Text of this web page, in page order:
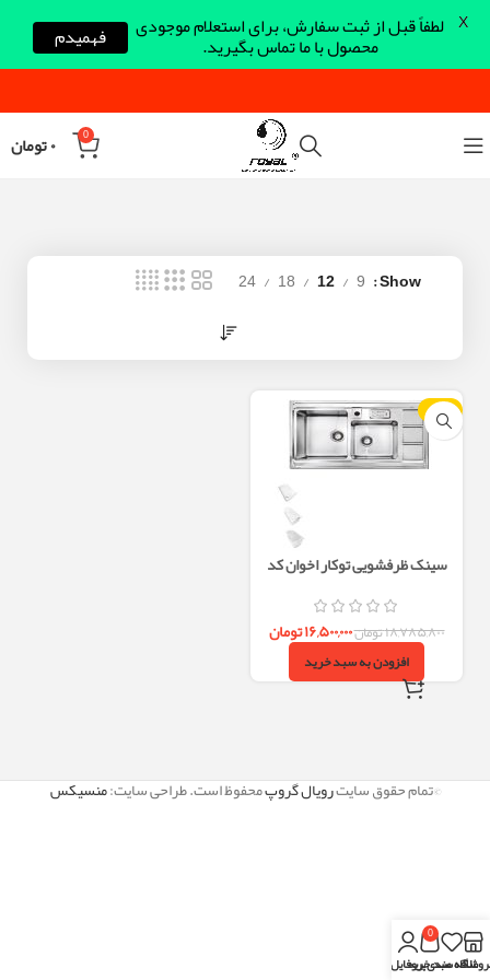
0 ۰تومان
Show
9
12
18
24
-12%
سینک ظرفشویی توکار اخوان کد
۱۸,۷۸۵,۸۰۰تومان۱۶,۵۰۰,۰۰۰تومان
افزودن به سبد خرید
©تمام حقوق سایترویال گروپمحفوظ است. طراحی سایت:منسیکس
لطفاً قبل از ثبت سفارش، برای استعلام موجودی
محصول با ما تماس بگیرید. فهمیدم X
علاقه مندی
0
سبد خریدپروفایل